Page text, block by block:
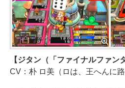
【ジタン（「ファイナルファン
CV：朴 ロ美（ロは、王へんに路